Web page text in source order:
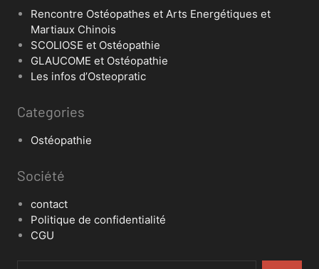
Rencontre Ostéopathes et Arts Energétiques et
Martiaux Chinois
SCOLIOSE et Ostéopathie
GLAUCOME et Ostéopathie
Les infos d’Osteopratic
Categories
Ostéopathie
Société
contact
Politique de confidentialité
CGU